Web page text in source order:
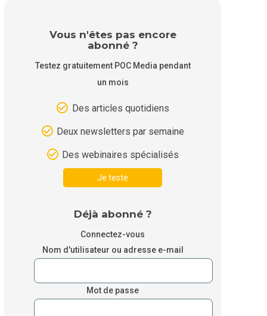
Vous n'êtes pas encore
abonné ?
Testez gratuitement POC Media pendant
un mois
Des articles quotidiens
Deux newsletters par semaine
Des webinaires spécialisés
Je teste
Déjà abonné ?
Connectez-vous
Nom d'utilisateur ou adresse e-mail
Mot de passe